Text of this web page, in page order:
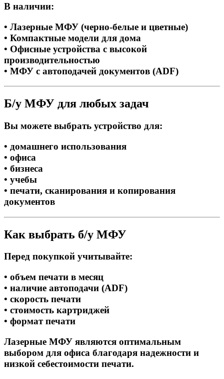
В наличии:
• Лазерные МФУ (черно-белые и цветные)
• Компактные модели для дома
• Офисные устройства с высокой
производительностью
• МФУ с автоподачей документов (ADF)
Б/у МФУ для любых задач
Вы можете выбрать устройство для:
• домашнего использования
• офиса
• бизнеса
• учебы
• печати, сканирования и копирования
документов
Как выбрать б/у МФУ
Перед покупкой учитывайте:
• объем печати в месяц
• наличие автоподачи (ADF)
• скорость печати
• стоимость картриджей
• формат печати
Лазерные МФУ являются оптимальным
выбором для офиса благодаря надежности и
низкой себестоимости печати.